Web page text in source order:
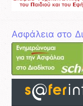
Ασφάλεια στο